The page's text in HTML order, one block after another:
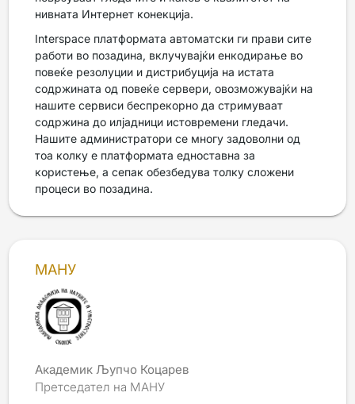
нивната Интернет конекција.
Interspace платформата автоматски ги прави сите
работи во позадина, вклучувајќи енкодирање во
повеќе резолуции и дистрибуција на истата
содржината од повеќе сервери, овозможувајќи на
нашите сервиси беспрекорно да стримуваат
содржина до илјадници истовремени гледачи.
Нашите администратори се многу задоволни од
тоа колку е платформата едноставна за
користење, а сепак обезбедува толку сложени
процеси во позадина.
МАНУ
Академик Љупчо Коцарев
Претседател на МАНУ